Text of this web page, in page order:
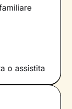
o assistita